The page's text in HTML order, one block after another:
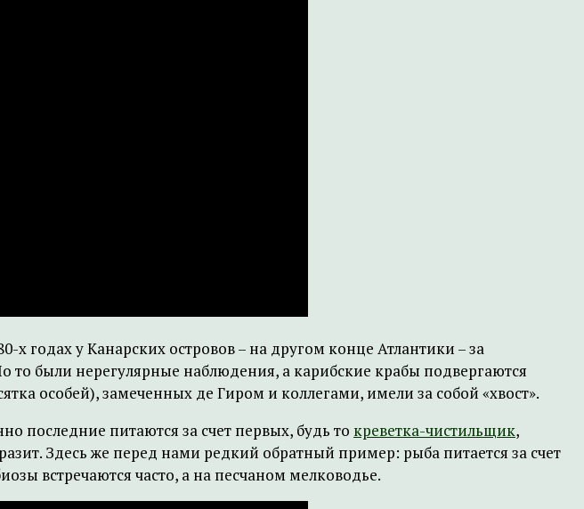
х годах у Канарских островов – на другом конце Атлантики – за
были нерегулярные наблюдения, а карибские крабы подвергаются
особей), замеченных де Гиром и коллегами, имели за собой «хвост».
питаются за счет первых, будь то креветка-чистильщик,
Здесь же перед нами редкий обратный пример: рыба питается за счет
встречаются часто, а на песчаном мелководье.